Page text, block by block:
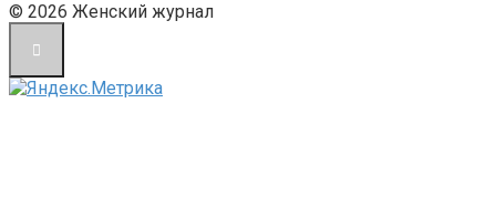
© 2026 Женский журнал